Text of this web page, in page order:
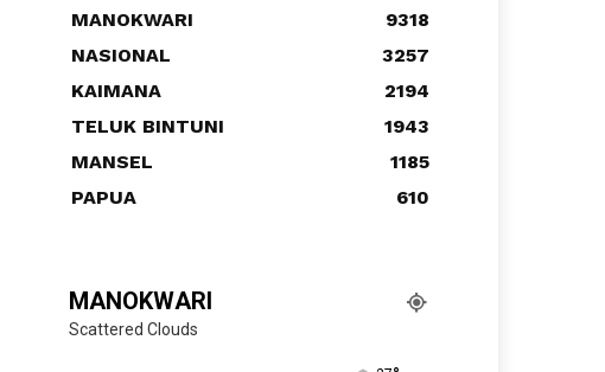
MANOKWARI
9318
NASIONAL
3257
KAIMANA
2194
TELUK BINTUNI
1943
MANSEL
1185
PAPUA
610
MANOKWARI
Scattered Clouds